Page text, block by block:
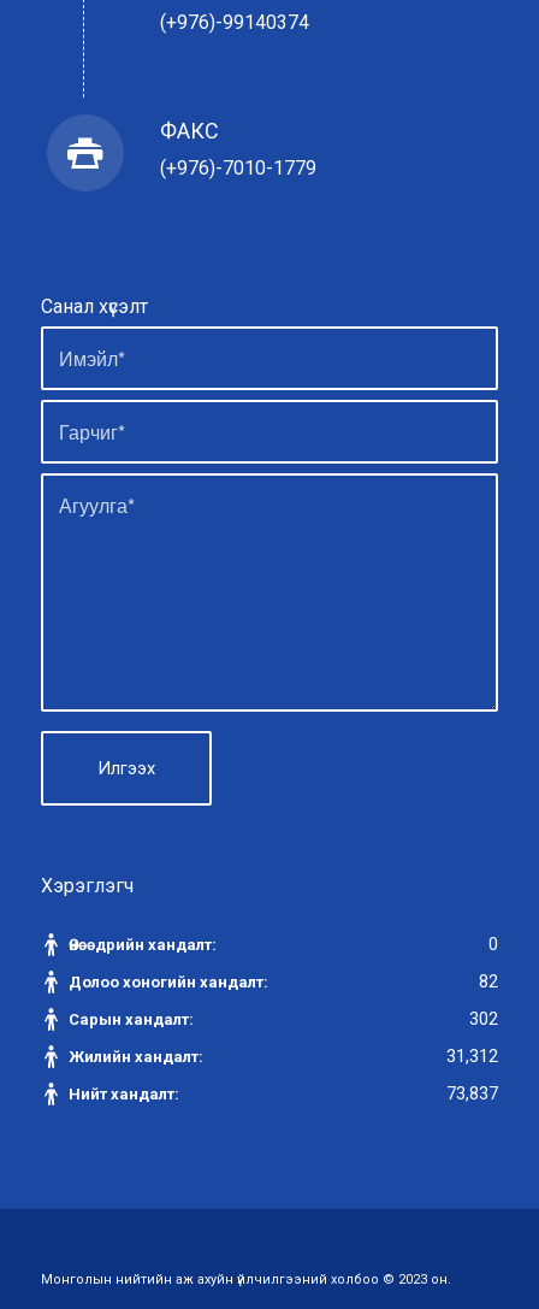
(+976)-99140374
ФАКС
(+976)-7010-1779
Санал хүсэлт
Хэрэглэгч
Өнөөдрийн хандалт: 0
Долоо хоногийн хандалт: 82
Сарын хандалт: 302
Жилийн хандалт: 31,312
Нийт хандалт: 73,837
Монголын нийтийн аж ахуйн үйлчилгээний холбоо © 2023 он.